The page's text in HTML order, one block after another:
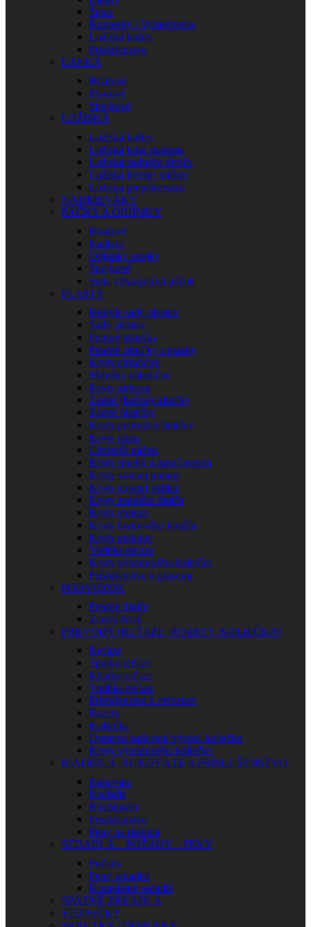
Špice
Rozperky / Vymedzenia
Ložiská kolies
Príslušenstvo
LANKÁ
Brzdové
Plynové
Spojkové
LOŽISKÁ
Ložiská kolies
Ložiská krku riadenia
Ložiská zadného tlmiča
Ložiská kyvnej vidlice
Ložiská prepákovania
NAHRIEVÁKY
PÁČKY A OBJÍMKY
Brzdové
Radiace
Objímky spojky
Spojkové
Sada výklopných páčok
PLASTY
Restyle sady plastov
Sady plastov
Predné blatníky
Predné tabuľky a masky
Kryty chladičov
Mriežky chladičov
Kryty airboxu
Zadné (bočné) tabuľky
Zadné blatníky
Kryty predných tlmičov
Kryty rámu
Chrániče páčok
Kryty spojky a zapaľovania
Kryty vodnej pumpy
Kryty kyvnej vidlice
Kryty zadného tlmiča
Kryty motora
Kryty brzdového kotúča
Kryty polepov
Vodítka reťaze
Kryty vývodového koliečka
Príslušenstvo k plastom
PODVOZOK
Predné tlmiče
Zadný tlmič
PREVODY (REŤAZE, ROZETY, KOLIEČKA)
Reťaze
Spojky reťaze
Kladky reťaze
Vodítka reťaze
Príslušenstvo k reťaziam
Rozety
Koliečka
Opravná sada pod vývod. koliečko
Kryty vývodového koliečka
RIADIDLÁ, RUKOVÄTE A PRÍSLUŠENSTVO
Rukoväte
Riadidlá
Rýchlopaly
Príslušenstvo
Peny na riadidlá
SEDADLÁ – POŤAHY – PENY
Poťahy
Peny sedadiel
Kompletné sedadlá
SPÄTNÉ ZRKADLÁ
STUPAČKY